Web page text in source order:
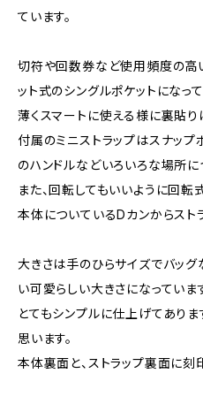
ています。
切符や回数券など使用頻度の高
ット式のシングルポケットになって
薄くスマートに使える様に裏貼り
付属のミニストラップはスナッ
のハンドルなどいろいろな場所に
また、回転してもいいように回転
本体についているDカンからスト
大きさは手のひらサイズでバッ
い可愛らしい大きさになっていま
とてもシンプルに仕上げてあり
思います。
本体裏面と、ストラップ裏面に刻